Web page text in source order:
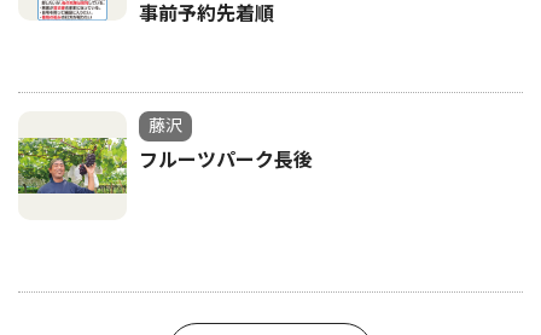
事前予約先着順
藤沢
フルーツパーク長後